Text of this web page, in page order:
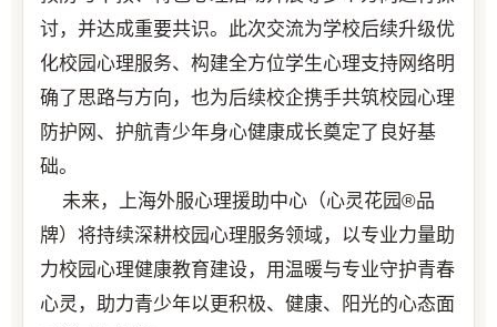
讨，并达成重要共识。此次交流为学校后续升级优
化校园心理服务、构建全方位学生心理支持网络明
确了思路与方向，也为后续校企携手共筑校园心理
防护网、护航青少年身心健康成长奠定了良好基
础。
未来，上海外服心理援助中心（心灵花园®品
牌）将持续深耕校园心理服务领域，以专业力量助
力校园心理健康教育建设，用温暖与专业守护青春
心灵，助力青少年以更积极、健康、阳光的心态面